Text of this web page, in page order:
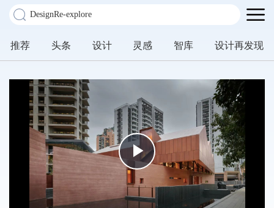
推荐 头条 设计 灵感 智库 设计再发现
Play
Video